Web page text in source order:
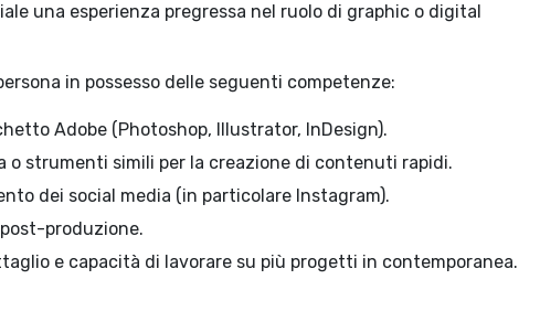
una esperienza pregressa nel ruolo di graphic o digital
in possesso delle seguenti competenze:
Adobe (Photoshop, Illustrator, InDesign).
o strumenti simili per la creazione di contenuti rapidi.
dei social media (in particolare Instagram).
produzione.
e capacità di lavorare su più progetti in contemporanea.